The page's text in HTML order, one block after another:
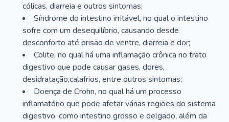
cólicas, diarreia e outros sintomas;
Síndrome do intestino irritável, no qual o intestino
sofre com um desequilíbrio, causando desde
desconforto até prisão de ventre, diarreia e dor;
Colite, no qual há uma inflamação crônica no trato
digestivo que pode causar gases, dores,
desidratação,calafrios, entre outros sintomas;
Doença de Crohn, no qual há um processo
inflamatório que pode afetar várias regiões do sistema
digestivo, como intestino grosso e delgado, além da